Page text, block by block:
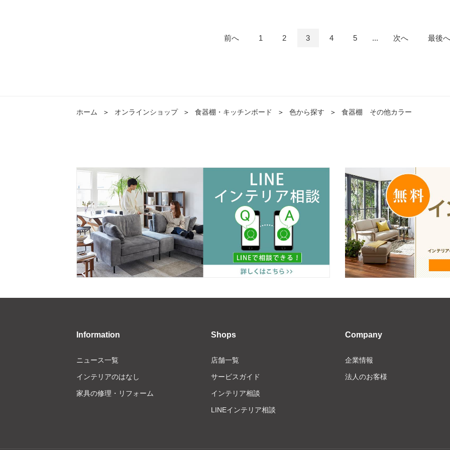
前へ 1 2 3 4 5 ... 次へ 最後へ
ホーム ＞ オンラインショップ ＞ 食器棚・キッチンボード ＞ 色から探す ＞ 食器棚 その他カラー
Information
ニュース一覧
インテリアのはなし
家具の修理・リフォーム
Shops
店舗一覧
サービスガイド
インテリア相談
LINEインテリア相談
Company
企業情報
法人のお客様